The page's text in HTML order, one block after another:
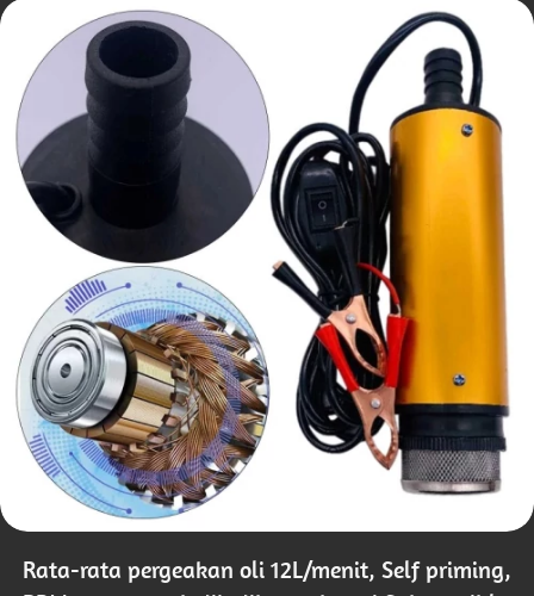
Rata-rata pergeakan oli 12L/menit, Self priming,